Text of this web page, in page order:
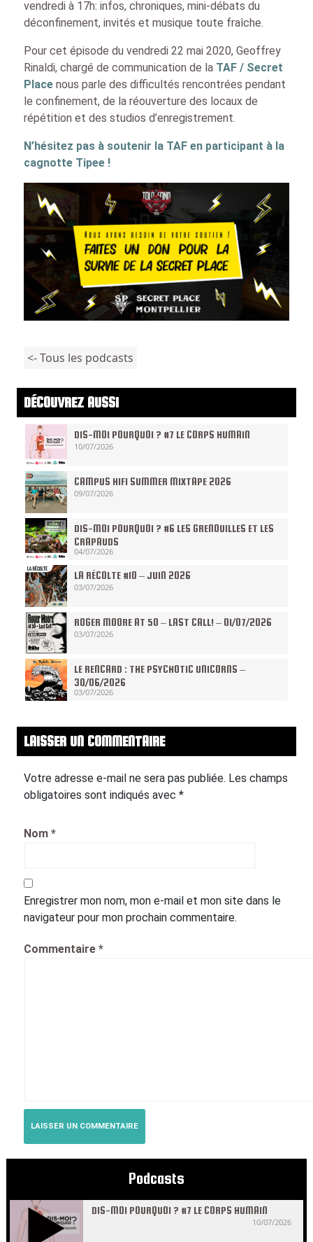
vendredi à 17h: infos, chroniques, mini-débats du
déconfinement, invités et musique toute fraîche.
Pour cet épisode du vendredi 22 mai 2020, Geoffrey
Rinaldi, chargé de communication de la TAF / Secret
Place nous parle des difficultés rencontrées pendant
le confinement, de la réouverture des locaux de
répétition et des studios d’enregistrement.
N’hésitez pas à soutenir la TAF en participant à la
cagnotte Tipee !
<- Tous les podcasts
DÉCOUVREZ AUSSI
DIS-MOI POURQUOI ? #7 LE CORPS HUMAIN
10/07/2026
CAMPUS HIFI SUMMER MIXTAPE 2026
09/07/2026
DIS-MOI POURQUOI ? #6 LES GRENOUILLES ET LES
CRAPAUDS
04/07/2026
LA RÉCOLTE #10 – JUIN 2026
03/07/2026
ROGER MOORE AT 50 – LAST CALL! – 01/07/2026
03/07/2026
LE RENCARD : THE PSYCHOTIC UNICORNS –
30/06/2026
03/07/2026
LAISSER UN COMMENTAIRE
Votre adresse e-mail ne sera pas publiée. Les champs
obligatoires sont indiqués avec *
Nom *
Enregistrer mon nom, mon e-mail et mon site dans le
navigateur pour mon prochain commentaire.
Commentaire *
Podcasts
DIS-MOI POURQUOI ? #7 LE CORPS HUMAIN
10/07/2026